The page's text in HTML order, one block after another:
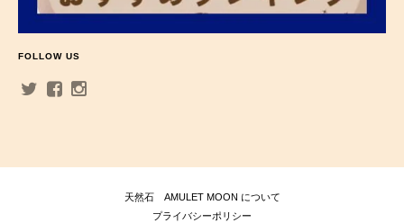
FOLLOW US
天然石 AMULET MOON について
プライバシーポリシー